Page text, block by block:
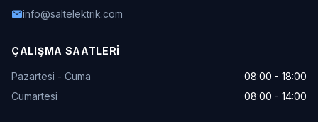
info@saltelektrik.com
ÇALIŞMA SAATLERI
Pazartesi - Cuma
08:00 - 18:00
Cumartesi
08:00 - 14:00